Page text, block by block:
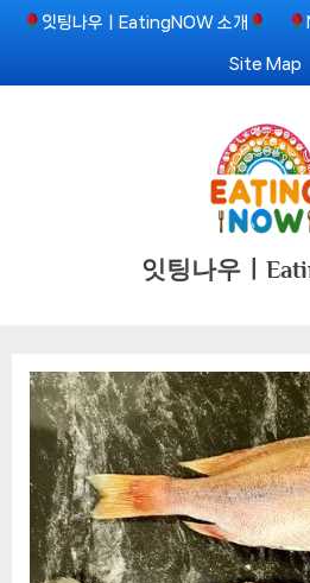
Skip
content
잇팅나우ㅣEatingNOW 소개
Site Map
잇팅나우ㅣ